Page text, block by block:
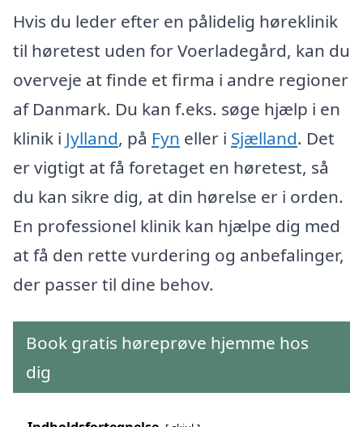
Hvis du leder efter en pålidelig høreklinik
til høretest uden for Voerladegård, kan du
overveje at finde et firma i andre regioner
af Danmark. Du kan f.eks. søge hjælp i en
klinik i Jylland, på Fyn eller i Sjælland. Det
er vigtigt at få foretaget en høretest, så
du kan sikre dig, at din hørelse er i orden.
En professionel klinik kan hjælpe dig med
at få den rette vurdering og anbefalinger,
der passer til dine behov.
Book gratis høreprøve hjemme hos
dig